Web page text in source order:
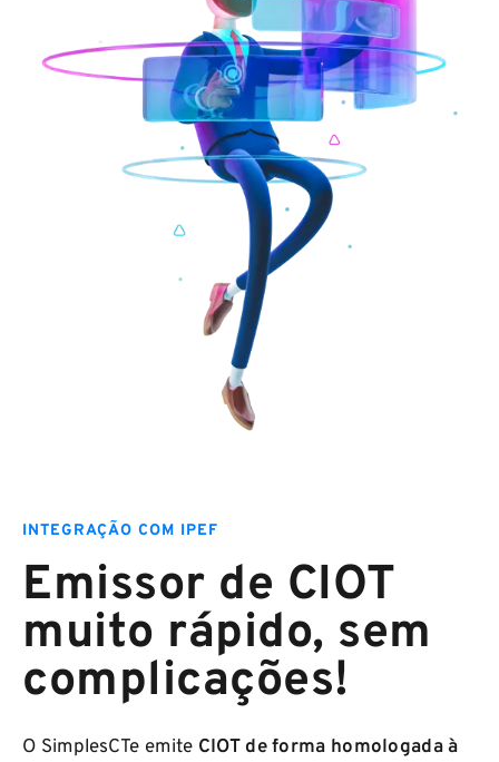
INTEGRAÇÃO COM IPEF
Emissor de CIOT
muito rápido, sem
complicações!
O SimplesCTe emite CIOT de forma homologada à